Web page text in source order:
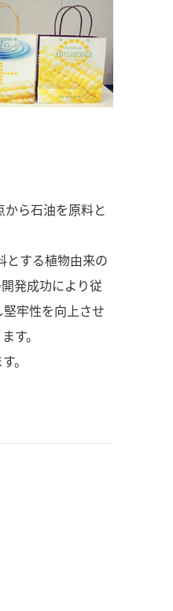
ら石油を原料と
とする植物由来の
発成功により従
牢性を向上させ
す。
。